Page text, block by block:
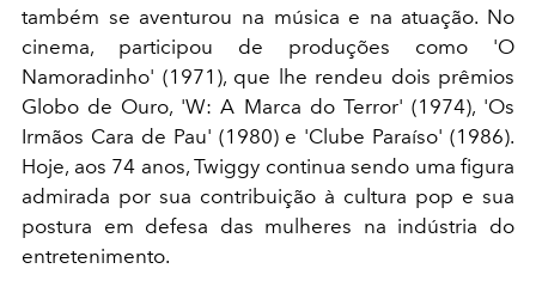
também se aventurou na música e na atuação. No
cinema, participou de produções como 'O
Namoradinho' (1971), que lhe rendeu dois prêmios
Globo de Ouro, 'W: A Marca do Terror' (1974), 'Os
Irmãos Cara de Pau' (1980) e 'Clube Paraíso' (1986).
Hoje, aos 74 anos, Twiggy continua sendo uma figura
admirada por sua contribuição à cultura pop e sua
postura em defesa das mulheres na indústria do
entretenimento.